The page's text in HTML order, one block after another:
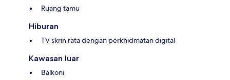
Ruang tamu
Hiburan
TV skrin rata dengan perkhidmatan digital
Kawasan luar
Balkoni